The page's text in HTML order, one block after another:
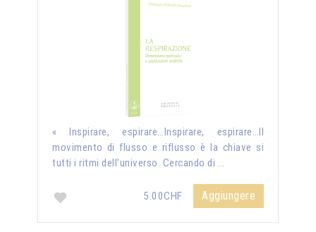
« Inspirare, espirare…Inspirare, espirare…Il
movimento di flusso e riflusso è la chiave si
tutti i ritmi dell’universo. Cercando di …
5.00CHF Aggiungere